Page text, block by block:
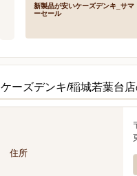
新製品が安いケーズデンキ_サマ
ーセール
ケーズデンキ/稲城若葉台
住所